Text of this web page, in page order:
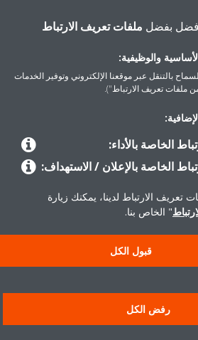
إشعار قانوني إشعار ملف تعريف الارتباط
أخلاقيات الشركة
بفضل ملفات تعريف الارتباط
والوظيفية:
بالتنقل عبر موقعنا الإلكتروني وتوفير الخدمات
ملفات تعريف الارتباط").
الخاصة بالأداء:
الخاصة بالإعلان / الاستهداف:
الارتباط لدينا، يمكنك زيارة
" الخاص بنا.
قبول الكل
رفض الكل